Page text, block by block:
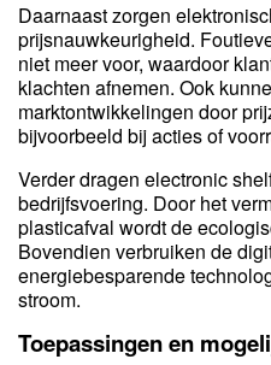
Daarnaast zorgen
prijsnauwkeurigheid.
niet meer voor, waardoor
klachten afnemen. Ook
marktontwikkelingen door
bijvoorbeeld bij acties of
Verder dragen electronic
bedrijfsvoering. Door het
plasticafval wordt de
Bovendien verbruiken de
energiebesparende
stroom.
Toepassingen en